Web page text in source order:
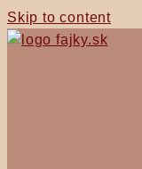
Skip to content